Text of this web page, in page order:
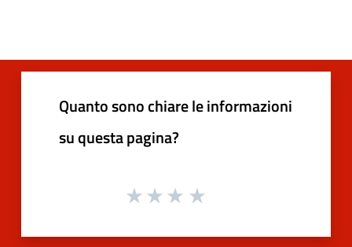
Quanto sono chiare le informazioni
su questa pagina?